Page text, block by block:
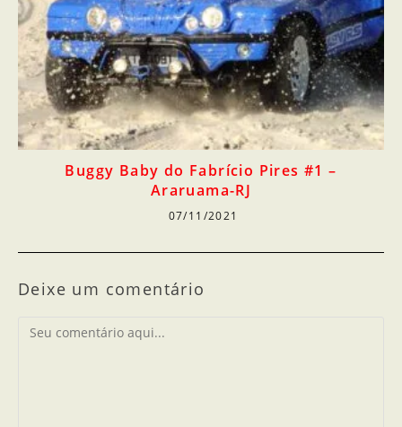
Buggy Baby do Fabrício Pires #1 –
Araruama-RJ
07/11/2021
Deixe um comentário